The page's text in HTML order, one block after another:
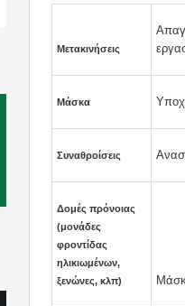
Μετακινήσεις
Μάσκα
Συναθροίσεις
Δομές πρόνοιας
(μονάδες
φροντίδας
ηλικιωμένων,
ξενώνες, κλπ)